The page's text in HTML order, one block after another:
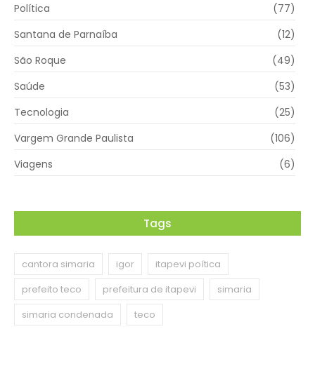
Política
(77)
Santana de Parnaíba
(12)
São Roque
(49)
Saúde
(53)
Tecnologia
(25)
Vargem Grande Paulista
(106)
Viagens
(6)
Tags
cantora simaria igor
itapevi poítica
prefeito teco
prefeitura de itapevi
simaria
simaria condenada
teco